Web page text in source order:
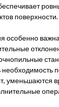
поверхности.
особенно
необходимость
уменьшаются